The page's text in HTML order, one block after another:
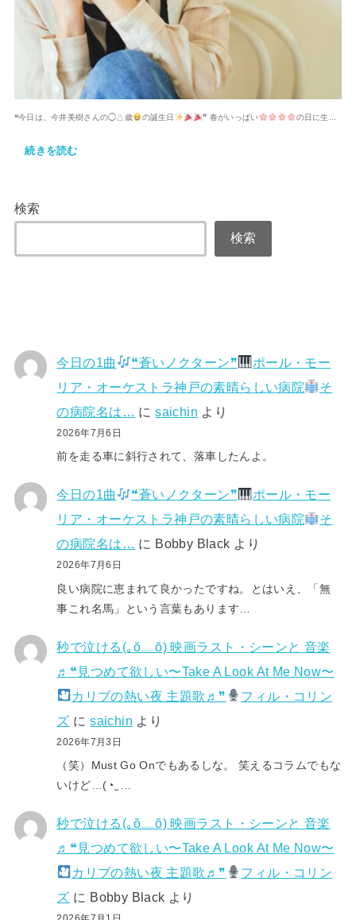
❝今日は、今井美樹さんの◯△歳 の誕生日 ❞ 春がいっぱい の日に生...
続きを読む
検索
検索
今日の1曲 ❝蒼いノクターン❞
ポール・モー
リア・オーケストラ神戸の素晴らしい病院
そ
の病院名は… にsaichin より
2026年7月6日
前を走る車に斜行されて、落車したんよ。
今日の1曲 ❝蒼いノクターン❞
ポール・モー
リア・オーケストラ神戸の素晴らしい病院
そ
の病院名は… に Bobby Black より
2026年7月6日
良い病院に恵まれて良かったですね。とはいえ、「無
事これ名馬」という言葉もあります…
秒で泣ける(⁠｡⁠ŏ⁠﹏⁠ŏ⁠) 映画ラスト・シーンと 音楽
♬❝見つめて欲しい〜Take A Look At Me Now〜
カリブの熱い夜 主題歌♬❞
フィル・コリン
ズ にsaichin より
2026年7月3日
（笑）Must Go Onでもあるしな。 笑えるコラムでもな
いけど…(⁠◔⁠‿⁠…
秒で泣ける(⁠｡⁠ŏ⁠﹏⁠ŏ⁠) 映画ラスト・シーンと 音楽
♬❝見つめて欲しい〜Take A Look At Me Now〜
カリブの熱い夜 主題歌♬❞
フィル・コリン
ズ に Bobby Black より